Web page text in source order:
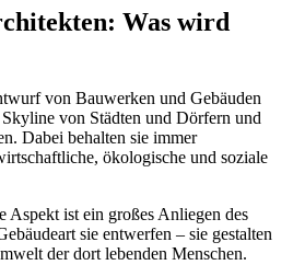
Was wird
von Bauwerken und Gebäuden
von Städten und Dörfern und
Dabei behalten sie immer
ökologische und soziale
Aspekt ist ein großes Anliegen des
sie entwerfen – sie gestalten
der dort lebenden Menschen.